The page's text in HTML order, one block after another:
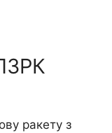
ракету з